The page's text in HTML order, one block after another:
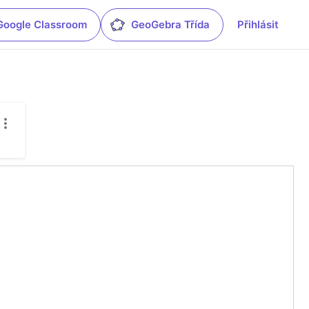
Classroom GeoGebra Třída Přihlásit